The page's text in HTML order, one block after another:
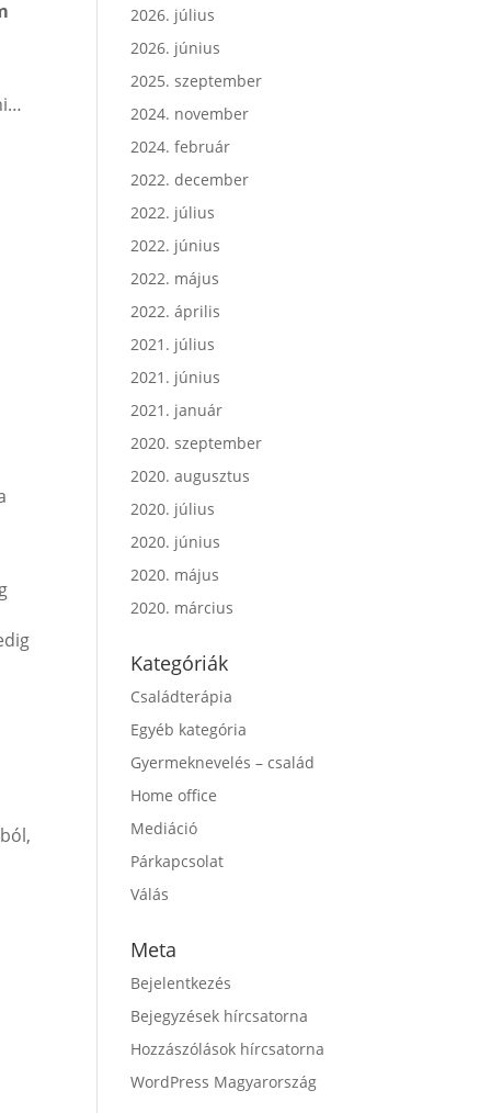
2026. július
2026. június
2025. szeptember
2024. november
2024. február
2022. december
2022. július
2022. június
2022. május
2022. április
2021. július
2021. június
2021. január
2020. szeptember
2020. augusztus
2020. július
2020. június
2020. május
2020. március
Kategóriák
Családterápia
Egyéb kategória
Gyermeknevelés – család
Home office
Mediáció
Párkapcsolat
Válás
Meta
Bejelentkezés
Bejegyzések hírcsatorna
Hozzászólások hírcsatorna
WordPress Magyarország